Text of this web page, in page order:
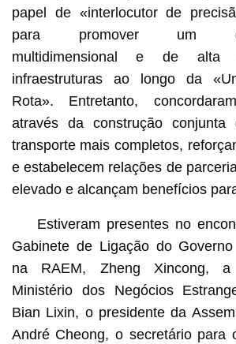
papel de «interlocutor de
para promover um
multidimensional e de alta
infraestruturas ao longo da
Rota». Entretanto,
através da construção
transporte mais completos,
e estabelecem relações de
elevado e alcançam benefícios
Estiveram presentes no
Gabinete de Ligação do
na RAEM, Zheng Xincong, a
Ministério dos Negócios
Bian Lixin, o presidente da
André Cheong, o secretário para